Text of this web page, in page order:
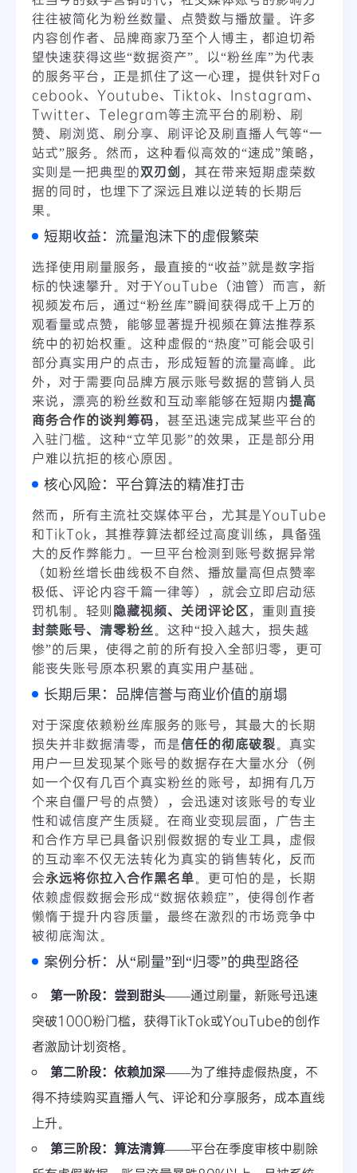
往往被简化为粉丝数量、点赞数与播放量。许多
内容创作者、品牌商家乃至个人博主，都迫切希
望快速获得这些“数据资产”。以“粉丝库”为代表
的服务平台，正是抓住了这一心理，提供针对Fa
cebook、Youtube、Tiktok、Instagram、
Twitter、Telegram等主流平台的刷粉、刷
赞、刷浏览、刷分享、刷评论及刷直播人气等“一
站式”服务。然而，这种看似高效的“速成”策略，
实则是一把典型的双刃剑，其在带来短期虚荣数
据的同时，也埋下了深远且难以逆转的长期后
果。
短期收益：流量泡沫下的虚假繁荣
选择使用刷量服务，最直接的“收益”就是数字指
标的快速攀升。对于YouTube（油管）而言，新
视频发布后，通过“粉丝库”瞬间获得成千上万的
观看量或点赞，能够显著提升视频在算法推荐系
统中的初始权重。这种虚假的“热度”可能会吸引
部分真实用户的点击，形成短暂的流量高峰。此
外，对于需要向品牌方展示账号数据的营销人员
来说，漂亮的粉丝数和互动率能够在短期内提高
商务合作的谈判筹码，甚至迅速完成某些平台的
入驻门槛。这种“立竿见影”的效果，正是部分用
户难以抗拒的核心原因。
核心风险：平台算法的精准打击
然而，所有主流社交媒体平台，尤其是YouTube
和TikTok，其推荐算法都经过高度训练，具备强
大的反作弊能力。一旦平台检测到账号数据异常
（如粉丝增长曲线极不自然、播放量高但点赞率
极低、评论内容千篇一律等），就会立即启动惩
罚机制。轻则隐藏视频、关闭评论区，重则直接
封禁账号、清零粉丝。这种“投入越大，损失越
惨”的后果，使得之前的所有投入全部归零，更可
能丧失账号原本积累的真实用户基础。
长期后果：品牌信誉与商业价值的崩塌
对于深度依赖粉丝库服务的账号，其最大的长期
损失并非数据清零，而是信任的彻底破裂。真实
用户一旦发现某个账号的数据存在大量水分（例
如一个仅有几百个真实粉丝的账号，却拥有几万
个来自僵尸号的点赞），会迅速对该账号的专业
性和诚信度产生质疑。在商业变现层面，广告主
和合作方早已具备识别假数据的专业工具，虚假
的互动率不仅无法转化为真实的销售转化，反而
会永远将你拉入合作黑名单。更可怕的是，长期
依赖虚假数据会形成“数据依赖症”，使得创作者
懒惰于提升内容质量，最终在激烈的市场竞争中
被彻底淘汰。
案例分析：从“刷量”到“归零”的典型路径
第一阶段：尝到甜头——通过刷量，新账号迅速
突破1000粉门槛，获得TikTok或YouTube的创作
者激励计划资格。
第二阶段：依赖加深——为了维持虚假热度，不
得不持续购买直播人气、评论和分享服务，成本直线
上升。
第三阶段：算法清算——平台在季度审核中剔除